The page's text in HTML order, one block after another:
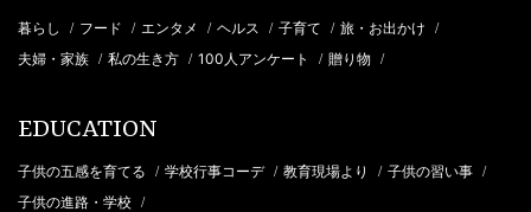
暮らし / フード / エンタメ / ヘルス / 子育て / 旅・お出かけ /
夫婦・家族 / 私の生き方 / 100人アンケート / 贈り物 /
EDUCATION
子供の五感を育てる / 学校行事コーデ / 教育現場より / 子供の習い事 /
子供の進路・学校 /